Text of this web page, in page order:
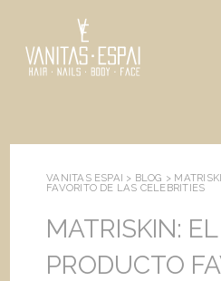
VANITAS ESPAI > BLOG >
FAVORITO DE LAS CELEBRITIES
MATRISKIN: EL
PRODUCTO